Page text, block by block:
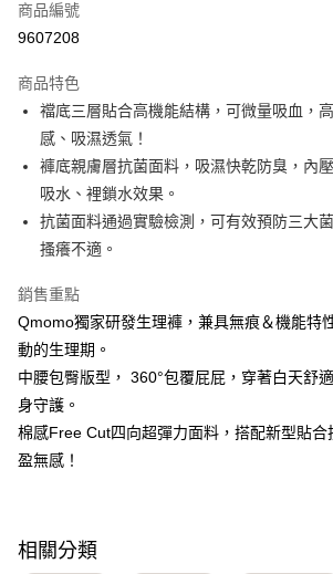
信用卡分期付款
合作金庫商業銀行
華南商業銀行
彰化商業
上海商業儲蓄銀行
國泰世華商業銀行
兆豐國際
臺灣中小企業銀行
匯豐（台灣）商業銀行
華泰商業
聯邦商業銀行
遠東國際
元大商業銀行
台新國際商業銀行
台灣樂天信用卡公司
6 期 0 利率 每期
華南商業銀行
上海商業儲蓄銀行
台北富邦
國泰世華商業銀行
臺灣中小企業銀行
台中商業
匯豐（台灣）商業銀行
元大商業銀行
玉山商業銀行
星展（台
台灣樂天信用卡公司
超商取貨付款
LINE Pay
Apple Pay
街口支付
悠遊付
【大哥付你分期使用說明】
1.本服務由台灣大哥大提供，台灣大哥大用戶可立即
2.付款方式選擇「大哥付你分期」，訂單成立後會
流程，驗證手機門號後，選擇欲分期的期數、繳款
成交易。
法說明評估內容。
AFTEE先享後付
相關說明
【關於「AFTEE先享後付」】
２．便利：只要手機號碼，簡訊認證，即可結帳。
３．安心：先確認商品／服務後，再付款。
會員帳號後，即可在購物車使用 Hami Point 折抵消
ATM付款
商品編號
9607208
商品特色
襠底三層貼合高機能結構，可微量吸血，
感、吸濕透氣！​
褲底親膚層抗菌面料，吸濕快乾防臭，內
吸水、裡鎖水效果。​
抗菌面料通過實驗檢測，可有效預防三大
搔癢不適。​
銷售重點
Qmomo獨家研發生理褲，兼具無痕＆機能特
動的生理期。​
中腰包臀版型， 360°包覆屁屁，穿著白天舒
身守護。​
棉感Free Cut四向超彈力面料，搭配新型貼合
盈無感！​
相關分類